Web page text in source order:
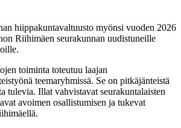
hiippakuntavaltuusto myönsi vuoden 2026
Riihimäen seurakunnan uudistuneille
toiminta toteutuu laajan
teemaryhmissä. Se on pitkäjänteistä
tulevia. Illat vahvistavat seurakuntalaisten
avoimen osallistumisen ja tukevat